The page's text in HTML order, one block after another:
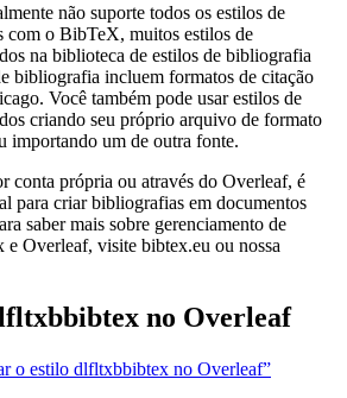
não suporte todos os estilos de
com o BibTeX, muitos estilos de
na biblioteca de estilos de bibliografia
bibliografia incluem formatos de citação
Você também pode usar estilos de
criando seu próprio arquivo de formato
importando um de outra fonte.
conta própria ou através do Overleaf, é
para criar bibliografias em documentos
saber mais sobre gerenciamento de
Overleaf, visite bibtex.eu ou nossa
no Overleaf
o estilo dlfltxbbibtex no Overleaf”